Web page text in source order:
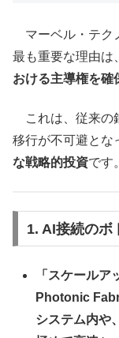
マーベル・テク
最も重要な理由は、
おける主導権を確
これは、従来の
移行が不可避とな
な戦略的投資です。
1. AI接続のボ
「スケールア
Photonic
システム内や